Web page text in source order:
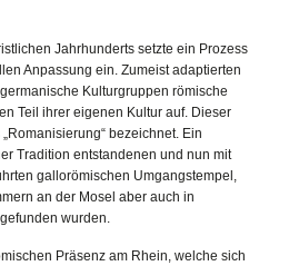
Jahrhunderts setzte ein Prozess
Anpassung ein. Zumeist adaptierten
Kulturgruppen römische
Teil ihrer eigenen Kultur auf. Dieser
bezeichnet. Ein
Tradition entstandenen und nun mit
gallorömischen Umgangstempel,
an der Mosel aber auch in
wurden.
Präsenz am Rhein, welche sich